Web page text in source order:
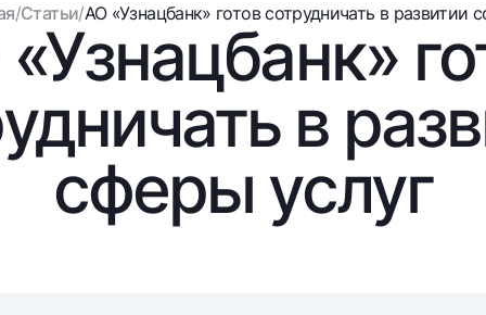
Вклады
Для всех
До востребования
Евро
Возможно все
До востребования USD
Карты
Бесплатные
Премиальные
UzCard/HUMO
Visa
Черно-белая версия
Включить озвучивание
/Статьи/АО «Узнацбанк» готов сотрудничать в развитии
в
сферы услуг